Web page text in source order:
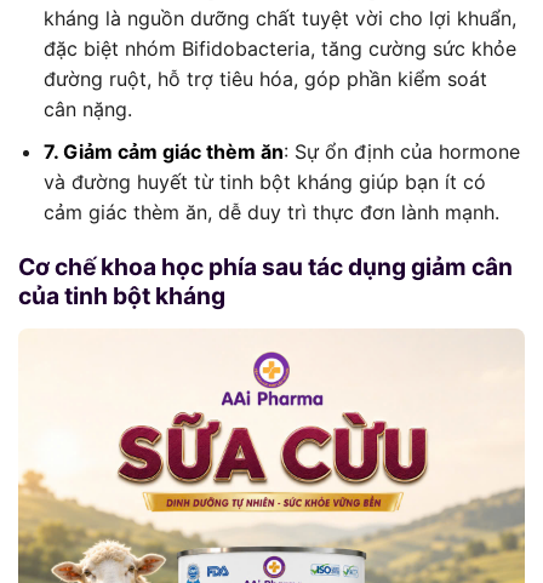
kháng là nguồn dưỡng chất tuyệt vời cho lợi khuẩn,
đặc biệt nhóm Bifidobacteria, tăng cường sức khỏe
đường ruột, hỗ trợ tiêu hóa, góp phần kiểm soát
cân nặng.
7. Giảm cảm giác thèm ăn: Sự ổn định của hormone
và đường huyết từ tinh bột kháng giúp bạn ít có
cảm giác thèm ăn, dễ duy trì thực đơn lành mạnh.
Cơ chế khoa học phía sau tác dụng giảm cân
của tinh bột kháng